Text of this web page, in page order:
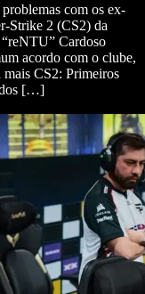
com os ex-
Strike 2 (CS2) da
Cardoso
acordo com o clube,
mais CS2: Primeiros
[…]